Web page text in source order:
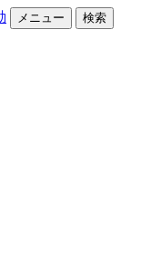
メニュー 検索